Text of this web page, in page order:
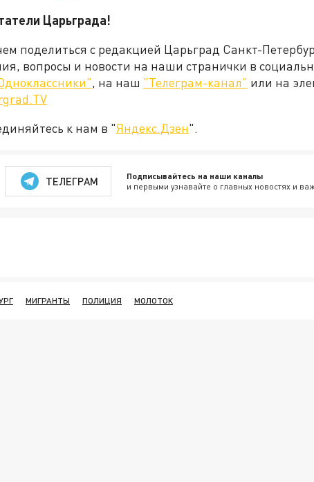
Царьграда!
поделиться с редакцией Царьград Санкт-
вопросы и новости на наши странички в
, на наш "Телеграм-канал" или на
к нам в "Яндекс.Дзен".
ТЕЛЕГРАМ Подписывайтесь на наши каналы
и первыми узнавайте о главных новостях и
МИГРАНТЫ ПОЛИЦИЯ МОЛОТОК